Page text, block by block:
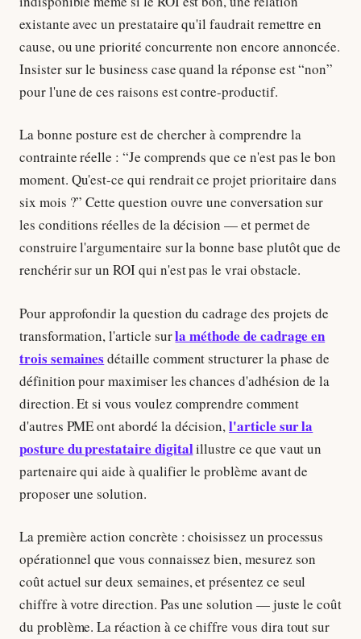
existante avec un prestataire qu'il faudrait remettre en
cause, ou une priorité concurrente non encore annoncée.
Insister sur le business case quand la réponse est “non”
pour l'une de ces raisons est contre-productif.
La bonne posture est de chercher à comprendre la
contrainte réelle : “Je comprends que ce n'est pas le bon
moment. Qu'est-ce qui rendrait ce projet prioritaire dans
six mois ?” Cette question ouvre une conversation sur
les conditions réelles de la décision — et permet de
construire l'argumentaire sur la bonne base plutôt que de
renchérir sur un ROI qui n'est pas le vrai obstacle.
Pour approfondir la question du cadrage des projets de
transformation, l'article surla méthode de cadrage en
trois semaines détaille comment structurer la phase de
définition pour maximiser les chances d'adhésion de la
direction. Et si vous voulez comprendre comment
d'autres PME ont abordé la décision,l'article sur la
posture du prestataire digitalillustre ce que vaut un
partenaire qui aide à qualifier le problème avant de
proposer une solution.
La première action concrète : choisissez un processus
opérationnel que vous connaissez bien, mesurez son
coût actuel sur deux semaines, et présentez ce seul
chiffre à votre direction. Pas une solution — juste le coût
du problème. La réaction à ce chiffre vous dira tout sur